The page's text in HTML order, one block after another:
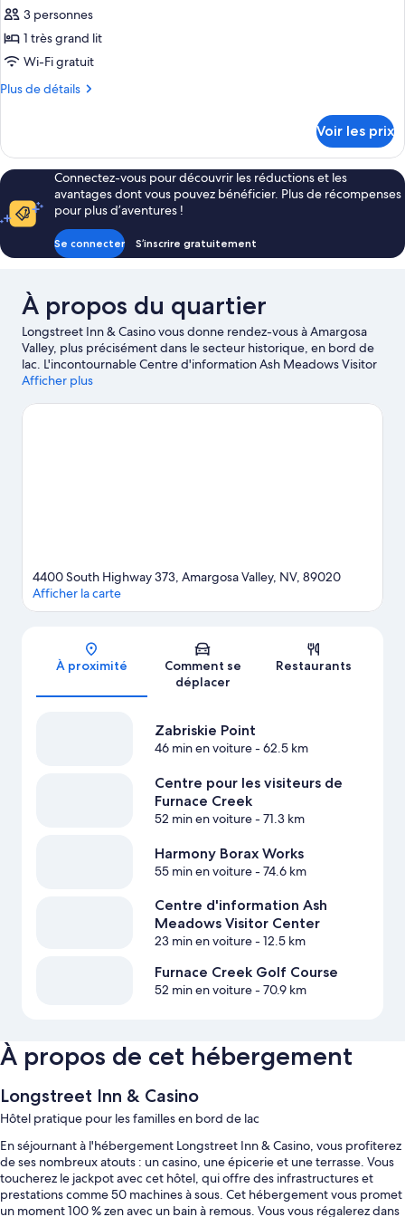
lits
doubles,
vue
lac
pour
ce
type
chambre :
très
grand
lit
3 personnes
1 très grand lit
Wi-Fi gratuit
Plus de détails
Plus
le
type
de
chambre
Suite
1
Voir les prix
Connectez-vous pour découvrir les réductions et les
avantages dont vous pouvez bénéficier. Plus de récompenses
pour plus d’aventures !
Se connecter S’inscrire gratuitement
À propos du quartier
Longstreet Inn & Casino vous donne rendez-vous à Amargosa
Valley, plus précisément dans le secteur historique, en bord de
lac. L'incontournable Centre d'information Ash Meadows Visitor
Center figure parmi les points d'intérêt de la région.
Afficher plus
Carte
4400 South Highway 373, Amargosa Valley, NV, 89020
Afficher la carte
À proximité
Comment se
déplacer
Restaurants
Zabriskie Point
46 min en voiture- 62.5 km
Centre pour les visiteurs de
Furnace Creek
52 min en voiture- 71.3 km
Harmony Borax Works
55 min en voiture- 74.6 km
Centre d'information Ash
Meadows Visitor Center
23 min en voiture- 12.5 km
Furnace Creek Golf Course
52 min en voiture- 70.9 km
À propos de cet hébergement
Longstreet Inn & Casino
Hôtel pratique pour les familles en bord de lac
En séjournant à l'hébergement Longstreet Inn & Casino, vous profiterez
de ses nombreux atouts : un casino, une épicerie et une terrasse. Vous
toucherez le jackpot avec cet hôtel, qui offre des infrastructures et
prestations comme 50 machines à sous. Cet hébergement vous promet
un moment 100 % zen avec un bain à remous. Vous vous régalerez dans